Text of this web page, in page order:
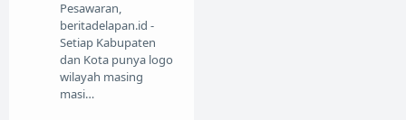
Pesawaran,
beritadelapan.id -
Setiap Kabupaten
dan Kota punya logo
wilayah masing
masi…